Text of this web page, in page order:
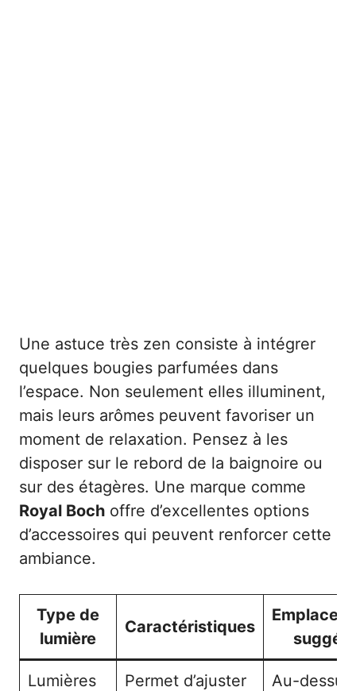
Une astuce très zen consiste à intégrer
quelques bougies parfumées dans
l’espace. Non seulement elles illuminent,
mais leurs arômes peuvent favoriser un
moment de relaxation. Pensez à les
disposer sur le rebord de la baignoire ou
sur des étagères. Une marque comme
Royal Boch offre d’excellentes options
d’accessoires qui peuvent renforcer cette
ambiance.
Type de
lumière
Caractéristiques
suggéré
Lumières
Permet d’ajuster
Au-dessus